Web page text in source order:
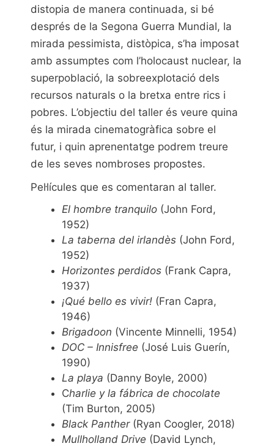
distopia de manera continuada, si bé
després de la Segona Guerra Mundial, la
mirada pessimista, distòpica, s’ha imposat
amb assumptes com l’holocaust nuclear, la
superpoblació, la sobreexplotació dels
recursos naturals o la bretxa entre rics i
pobres. L’objectiu del taller és veure quina
és la mirada cinematogràfica sobre el
futur, i quin aprenentatge podrem treure
de les seves nombroses propostes.
Pel·lícules que es comentaran al taller.
El hombre tranquilo (John Ford,
1952)
La taberna del irlandès (John Ford,
1952)
Horizontes perdidos (Frank Capra,
1937)
¡Qué bello es vivir! (Fran Capra,
1946)
Brigadoon (Vincente Minnelli, 1954)
DOC – Innisfree (José Luis Guerín,
1990)
La playa (Danny Boyle, 2000)
Charlie y la fábrica de chocolate
(Tim Burton, 2005)
Black Panther(Ryan Coogler, 2018)
Mullholland Drive (David Lynch,